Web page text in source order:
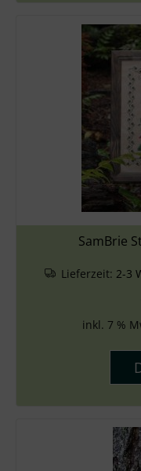
SamBrie
Lieferzeit: 2-3
inkl. 7 %